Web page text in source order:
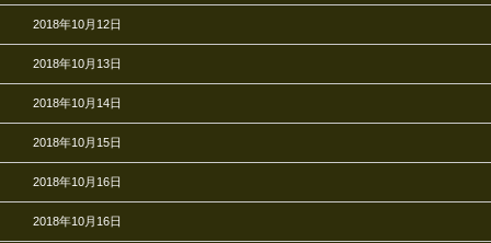
2018年10月12日
2018年10月13日
2018年10月14日
2018年10月15日
2018年10月16日
2018年10月16日